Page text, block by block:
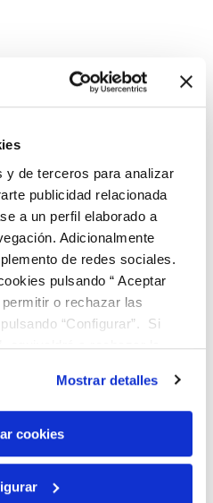
y de terceros para analizar
publicidad relacionada
a un perfil elaborado a
Adicionalmente
de redes sociales.
pulsando “ Aceptar
permitir o rechazar las
“Configurar”. Si
equivaldrá a rechazar la
el sitio web funcione y que
Puedes consultar
Política de Cookies
Mostrar detalles
cookies
10 Rango
oxytoca CECT
cuantitativo deKlebsiella
en una caja BAControl-10 de
pastilla por vial. Rango de
(<100 ufc/0.1 mL)
€